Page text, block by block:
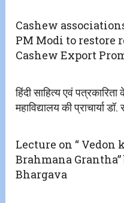
Cashew
PM Modi to restore
Cashew Export
हिंदी साहित्य एवं
महाविद्यालय की प्राचार्या डॉ.
Lecture on “ Vedon
Brahmana
Bhargava